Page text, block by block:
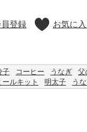
登録 お気に入
子 コーヒー うなぎ 父
ールキット
明太子 う